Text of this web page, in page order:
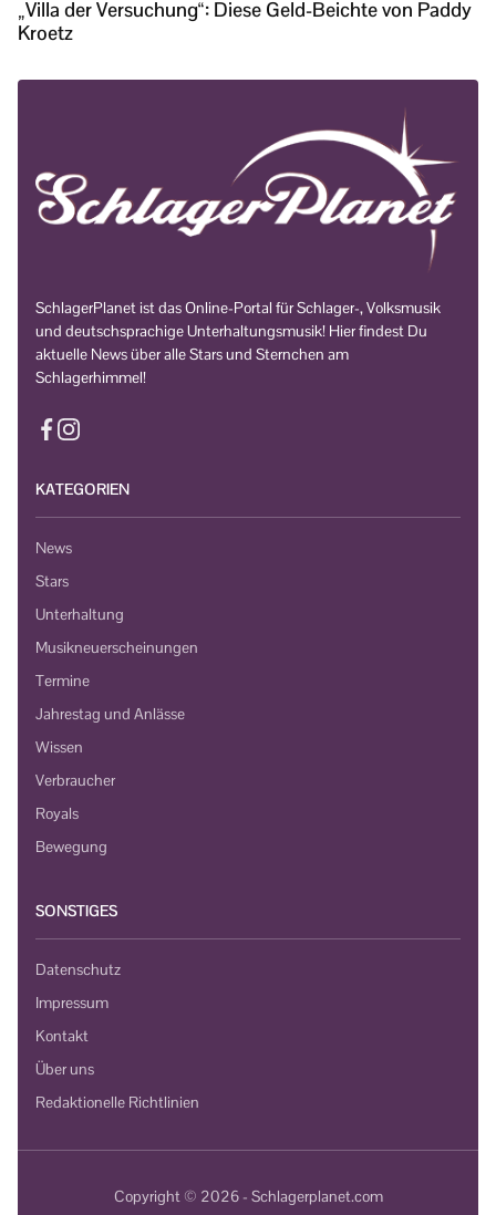
„Villa der Versuchung“: Diese Geld-Beichte von Paddy
Kroetz
SchlagerPlanet ist das Online-Portal für Schlager-, Volksmusik
und deutschsprachige Unterhaltungsmusik! Hier findest Du
aktuelle News über alle Stars und Sternchen am
Schlagerhimmel!
KATEGORIEN
News
Stars
Unterhaltung
Musikneuerscheinungen
Termine
Jahrestag und Anlässe
Wissen
Verbraucher
Royals
Bewegung
SONSTIGES
Datenschutz
Impressum
Kontakt
Über uns
Redaktionelle Richtlinien
Copyright © 2026 - Schlagerplanet.com